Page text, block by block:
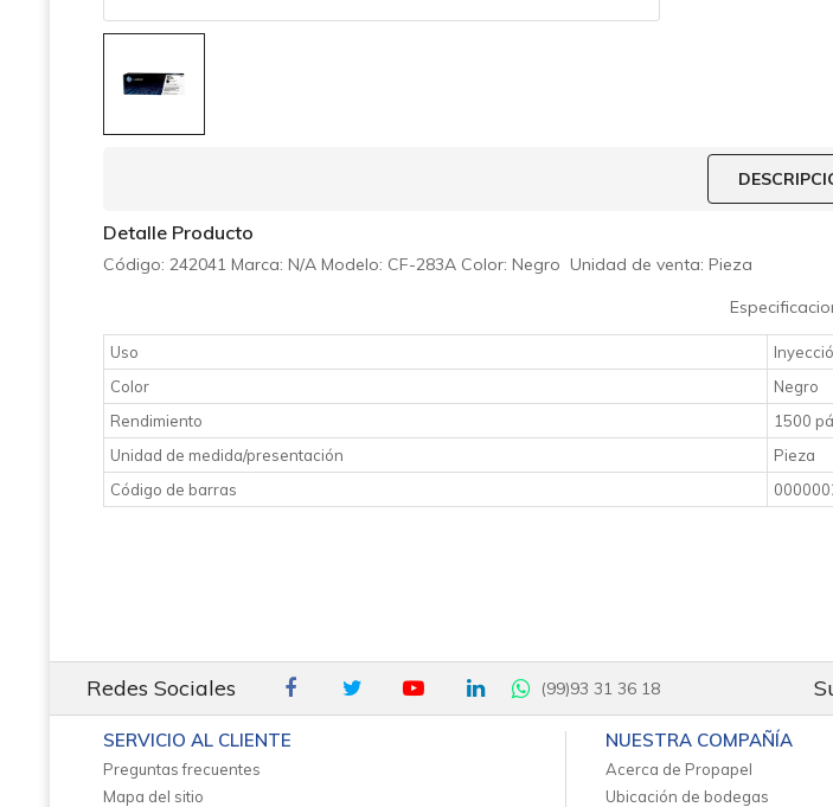
Detalle Producto
Código: 242041 Marca: N/A Modelo: CF-283A Color: Negro Unidad de venta: Pieza
Uso
Color
Negro
Rendimiento
1500
Unidad de medida/presentación
Pieza
Código de barras
Redes Sociales (99)93 31 36 18
SERVICIO AL CLIENTE
Preguntas frecuentes
Mapa del sitio
NUESTRA COMPAÑÍA
Acerca de Propapel
Ubicación de bodegas